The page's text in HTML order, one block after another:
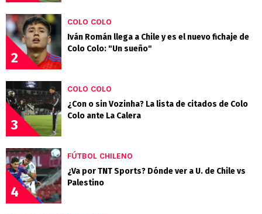
2
COLO COLO
Iván Román llega a Chile y es el nuevo fichaje de
Colo Colo: "Un sueño"
3
COLO COLO
¿Con o sin Vozinha? La lista de citados de Colo
Colo ante La Calera
4
FÚTBOL CHILENO
¿Va por TNT Sports? Dónde ver a U. de Chile vs
Palestino